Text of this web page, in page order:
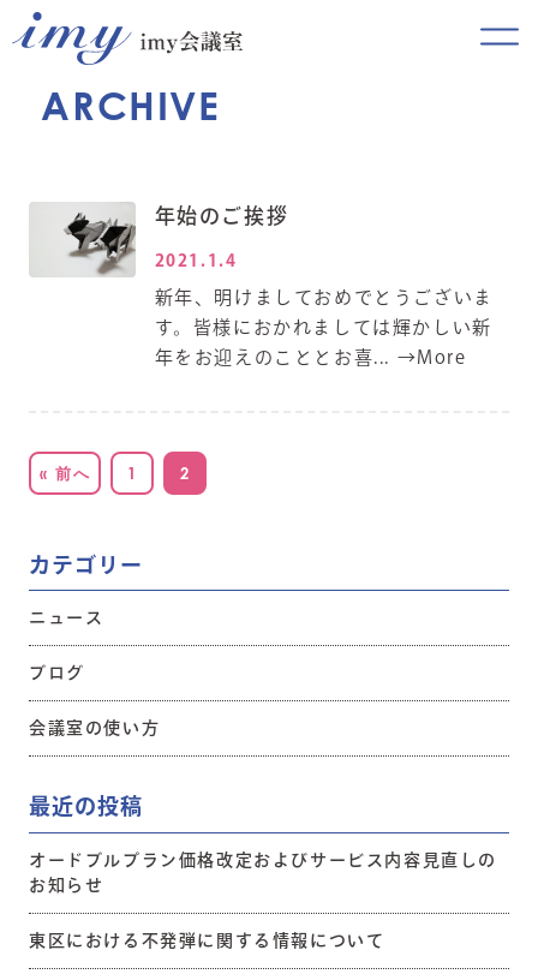
ARCHIVE
年始のご挨拶
2021.1.4
新年、明けましておめでとうございま
す。皆様におかれましては輝かしい新
年をお迎えのこととお喜... →More
« 前へ 1 2
カテゴリー
ニュース
ブログ
会議室の使い方
最近の投稿
オードブルプラン価格改定およびサービス内容見直しの
お知らせ
東区における不発弾に関する情報について